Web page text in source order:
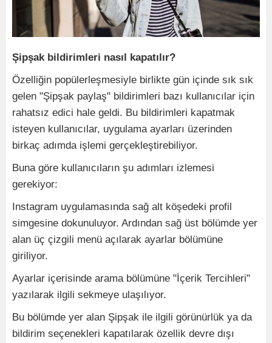
Şipşak bildirimleri nasıl kapatılır?
Özelliğin popülerleşmesiyle birlikte gün içinde sık sık
gelen "Şipşak paylaş" bildirimleri bazı kullanıcılar için
rahatsız edici hale geldi. Bu bildirimleri kapatmak
isteyen kullanıcılar, uygulama ayarları üzerinden
birkaç adımda işlemi gerçekleştirebiliyor.
Buna göre kullanıcıların şu adımları izlemesi
gerekiyor:
Instagram uygulamasında sağ alt köşedeki profil
simgesine dokunuluyor. Ardından sağ üst bölümde yer
alan üç çizgili menü açılarak ayarlar bölümüne
giriliyor.
Ayarlar içerisinde arama bölümüne "İçerik Tercihleri"
yazılarak ilgili sekmeye ulaşılıyor.
Bu bölümde yer alan Şipşak ile ilgili görünürlük ya da
bildirim seçenekleri kapatılarak özellik devre dışı